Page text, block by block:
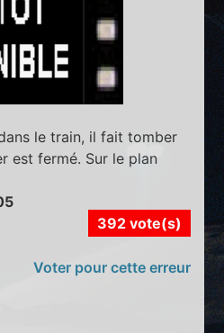
le train, il fait tomber
est fermé. Sur le plan
392 vote(s)
Voter pour cette erreur